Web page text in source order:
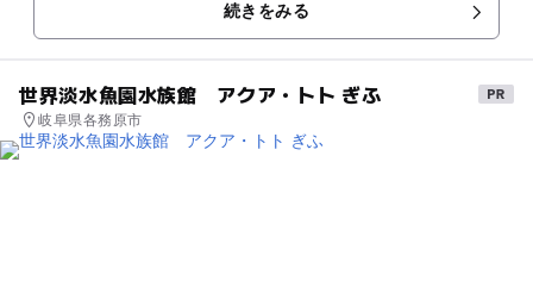
続きをみる
世界淡水魚園水族館 アクア・トト ぎふ
岐阜県各務原市